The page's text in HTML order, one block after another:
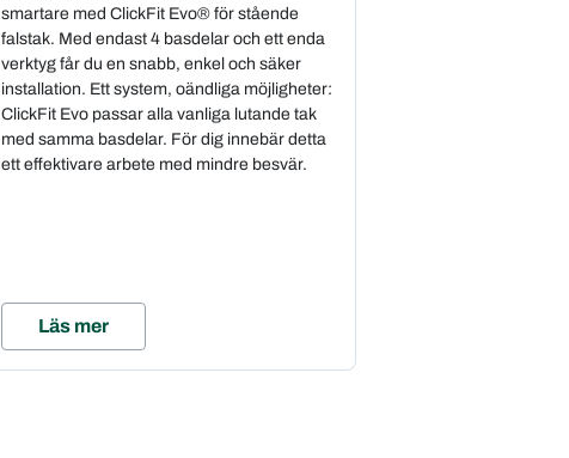
smartare med ClickFit Evo® för stående
falstak. Med endast 4 basdelar och ett enda
verktyg får du en snabb, enkel och säker
installation. Ett system, oändliga möjligheter:
ClickFit Evo passar alla vanliga lutande tak
med samma basdelar. För dig innebär detta
ett effektivare arbete med mindre besvär.
Läs mer